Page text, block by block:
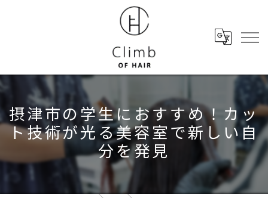
摂津市の学生におすすめ！カッ
ト技術が光る美容室で新しい自
分を発見